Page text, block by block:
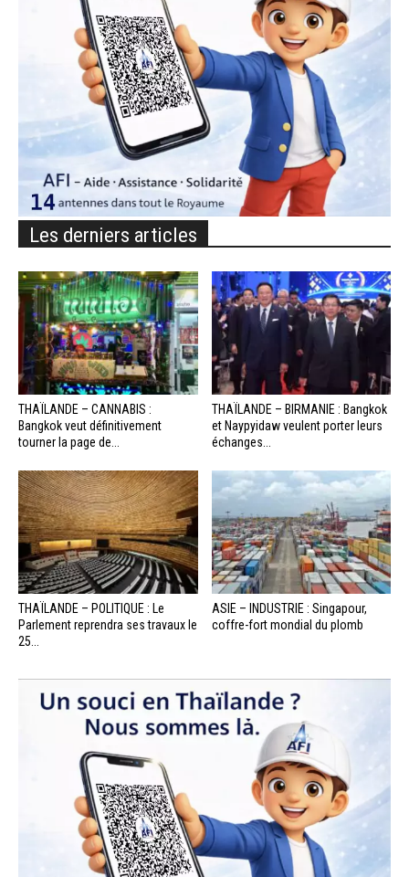
Les derniers articles
THAÏLANDE – CANNABIS :
Bangkok veut définitivement
tourner la page de...
THAÏLANDE – BIRMANIE : Bangkok
et Naypyidaw veulent porter leurs
échanges...
THAÏLANDE – POLITIQUE : Le
Parlement reprendra ses travaux le
25...
ASIE – INDUSTRIE : Singapour,
coffre-fort mondial du plomb